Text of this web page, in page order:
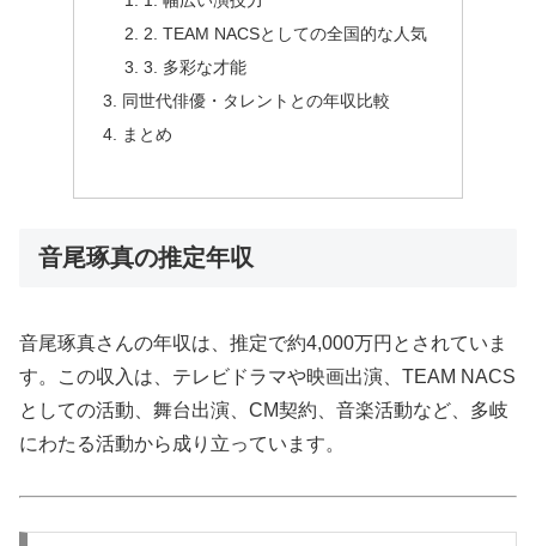
2. TEAM NACSとしての全国的な人気
3. 多彩な才能
同世代俳優・タレントとの年収比較
まとめ
音尾琢真の推定年収
音尾琢真さんの年収は、推定で約4,000万円とされていま
す。この収入は、テレビドラマや映画出演、TEAM NACS
としての活動、舞台出演、CM契約、音楽活動など、多岐
にわたる活動から成り立っています。